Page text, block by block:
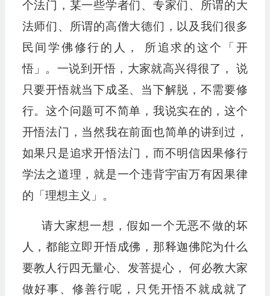
个法门，某一些学者们、专家们、所谓的大
法师们、所谓的高僧大德们，以及我们很多
民间学佛修行的人， 所追求的这个「开
悟」。一说到开悟，大家就高兴得很了， 说
只要开悟就当下成圣、当下解脱，不需要修
行。这个问题可不简单，我说实在的，这个
开悟法门，当然我在前面也简单的讲到过，
如果只是追求开悟法门，而不明信因果修行
学法之道理，就是一个违背宇宙万有因果律
的「理想主义」。
请大家想一想，假如一个无恶不做的坏
人，都能立即开悟成佛，那释迦佛陀为什么
要教人行四无量心、发菩提心， 何必教大家
做好事、修善行呢，只凭开悟不就成就了